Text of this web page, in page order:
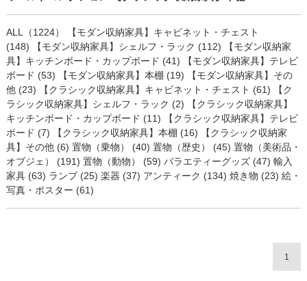
ALL（1224）
【モダン収納家具】キャビネット・チェスト
(148)
【モダン収納家具】シェルフ・ラック (112)
【モダン収納家
具】キッチンボード・カップボード (41)
【モダン収納家具】テレビ
ボード (53)
【モダン収納家具】本棚 (19)
【モダン収納家具】その
他 (23)
【クラシック収納家具】キャビネット・チェスト (61)
【ク
ラシック収納家具】シェルフ・ラック (2)
【クラシック収納家具】
キッチンボード・カップボード (11)
【クラシック収納家具】テレビ
ボード (7)
【クラシック収納家具】本棚 (16)
【クラシック収納家
具】その他 (6) 置物（乗物） (40) 置物（歴史） (45) 置物（美術品・
オブジェ） (191) 置物（動物） (59) バラエティーグッズ (47) 輸入
家具 (63) ランプ (25) 楽器 (37) アンティーク (134) 焼き物 (23) 絵・
写真・ポスター (61)
1